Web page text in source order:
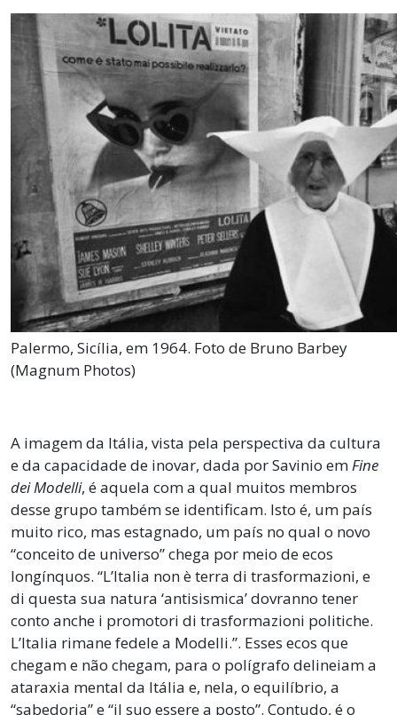
Palermo, Sicília, em 1964. Foto de Bruno Barbey
(Magnum Photos)
A imagem da Itália, vista pela perspectiva da cultura
e da capacidade de inovar, dada por Savinio emFine
dei Modelli, é aquela com a qual muitos membros
desse grupo também se identificam. Isto é, um país
muito rico, mas estagnado, um país no qual o novo
“conceito de universo” chega por meio de ecos
longínquos. “L’Italia non è terra di trasformazioni, e
di questa sua natura ‘antisismica’ dovranno tener
conto anche i promotori di trasformazioni politiche.
L’Italia rimane fedele a Modelli.”. Esses ecos que
chegam e não chegam, para o polígrafo delineiam a
ataraxia mental da Itália e, nela, o equilíbrio, a
“sabedoria” e “il suo essere a posto”. Contudo, é o